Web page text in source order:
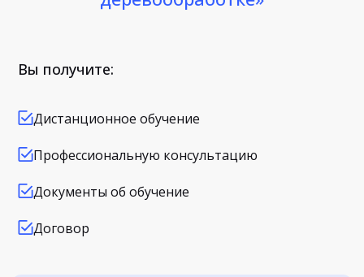
Вы получите:
Дистанционное обучение
Профессиональную консультацию
Документы об обучение
Договор